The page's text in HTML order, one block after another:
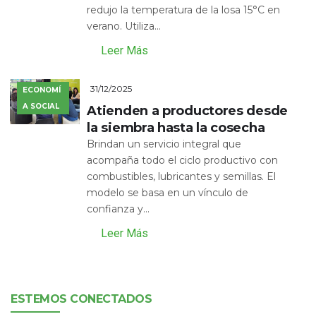
redujo la temperatura de la losa 15°C en
verano. Utiliza...
Leer Más
ECONOMÍ
A SOCIAL
31/12/2025
Atienden a productores desde
la siembra hasta la cosecha
Brindan un servicio integral que
acompaña todo el ciclo productivo con
combustibles, lubricantes y semillas. El
modelo se basa en un vínculo de
confianza y...
Leer Más
ESTEMOS CONECTADOS